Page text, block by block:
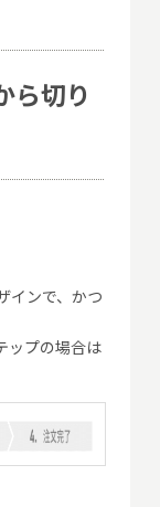
ら切り
インで、かつ
ップの場合は